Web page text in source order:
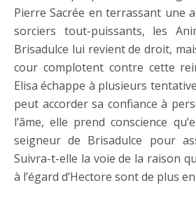
Pierre Sacrée en terrassant une
sorciers tout-puissants, les
Brisadulce lui revient de droit,
cour complotent contre cette
Elisa échappe à plusieurs
peut accorder sa confiance à
l’âme, elle prend conscience
seigneur de Brisadulce pour
Suivra-t-elle la voie de la raison
à l’égard d’Hectore sont de plus